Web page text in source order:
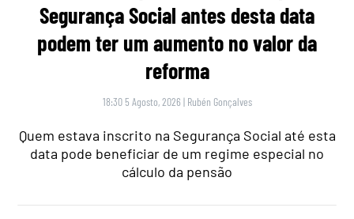
Segurança Social antes desta data
podem ter um aumento no valor da
reforma
18:30 5 Agosto, 2026 | Rubén Gonçalves
Quem estava inscrito na Segurança Social até esta
data pode beneficiar de um regime especial no
cálculo da pensão